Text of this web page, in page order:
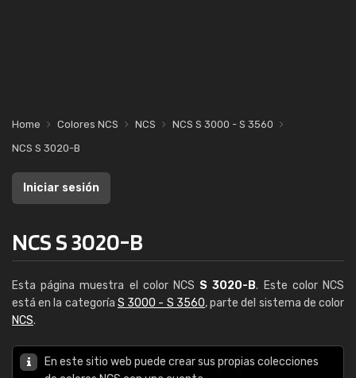
Home Colores NCS NCS
NCS S 3000 - S 3560
NCS S 3020-B
Iniciar sesión
NCS S 3020-B
Esta página muestra el color NCS S 3020-B. Este color NCS
está en la categoría S 3000 - S 3560, parte del sistema de color
NCS.
En este sitio web puede crear sus propias colecciones